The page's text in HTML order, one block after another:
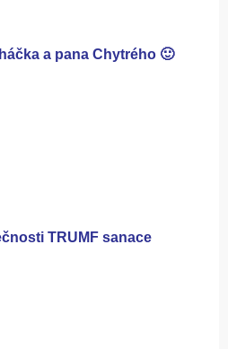
a pana Chytrého 🙂
TRUMF sanace